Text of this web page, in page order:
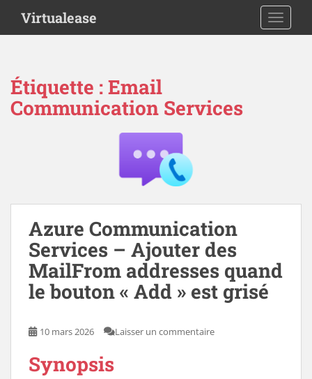
i
Virtualease
Étiquette :Email
Communication Services
Azure Communication
Services – Ajouter des
MailFrom addresses quand
le bouton « Add » est grisé
10 mars 2026 Laisser un commentaire
Synopsis